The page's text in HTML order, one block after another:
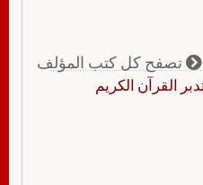
تصفح كل كتب المؤلف
القرآن الكريم